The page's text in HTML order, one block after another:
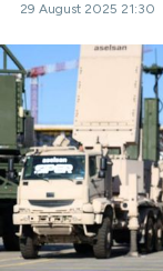
29 August 2025 21:30